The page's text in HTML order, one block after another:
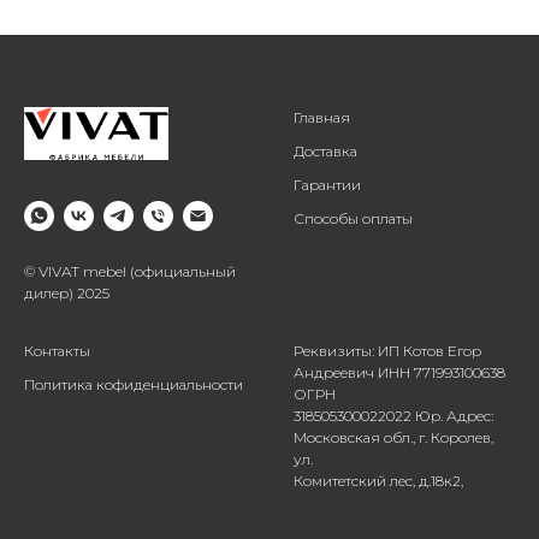
© VIVAT mebel (официальный
дилер) 2025
Главная
Доставка
Гарантии
Способы оплаты
Контакты
Политика кофиденциальности
Реквизиты: ИП Котов Егор
Андреевич ИНН 771993100638
ОГРН
318505300022022 Юр. Адрес:
Московская обл., г. Королев,
ул.
Комитетский лес, д.18к2,